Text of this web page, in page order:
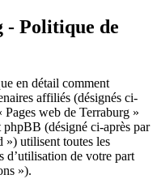
- Politique de
en détail comment
affiliés (désignés ci-
web de Terraburg »
(désigné ci-après par
utilisent toutes les
d’utilisation de votre part
»).